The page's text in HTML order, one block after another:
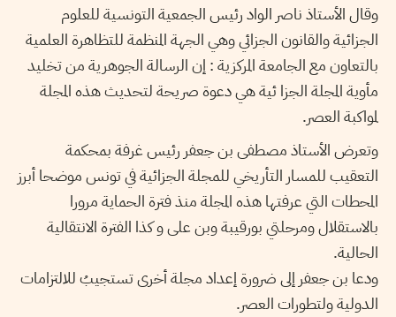
وقال الأستاذ ناصر الواد رئيس الجمعية التونسية للعلوم
الجزائية والقانون الجزائي وهي الجهة المنظمة للتظاهرة العلمية
بالتعاون مع الجامعة المركزية : إن الرسالة الجوهرية من تخليد
مأوية المجلة الجزا ئية هي دعوة صريحة لتحديث هذه المجلة
لمواكبة العصر.
وتعرض الأستاذ مصطفى بن جعفر رئيس غرفة بمحكمة
التعقيب للمسار التأريخي للمجلة الجزائية في تونس موضحا أبرز
المحطات التي عرفتها هذه المجلة منذ فترة الحماية مرورا
بالاستقلال ومرحلتي بورقيبة وبن على و كذا الفترة الانتقالية
الحالية.
ودعا بن جعفر إلى ضرورة إعداد مجلة أخرى تستجيبُ للالتزامات
الدولية ولتطورات العصر.